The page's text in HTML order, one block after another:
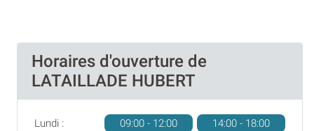
Horaires d'ouverture de
LATAILLADE HUBERT
Lundi : 09:00 - 12:00
14:00 - 18:00